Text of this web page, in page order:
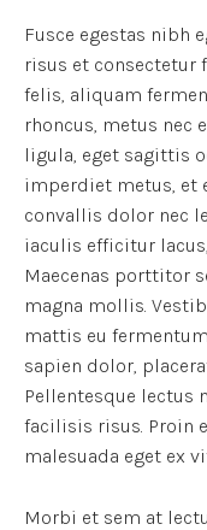
Fusce egestas nibh
risus et consectetur
felis, aliquam
rhoncus, metus nec
ligula, eget sagittis
imperdiet metus, et
convallis dolor nec
iaculis efficitur
Maecenas porttitor
magna mollis.
mattis eu
sapien dolor,
Pellentesque lectus
facilisis risus. Proin
malesuada eget ex
Morbi et sem at